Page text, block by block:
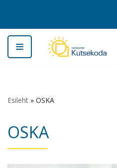
Skip
to
content
Esileht » OSKA
OSKA